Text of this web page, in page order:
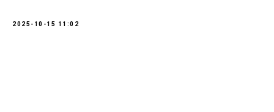
2025-10-15 11:02